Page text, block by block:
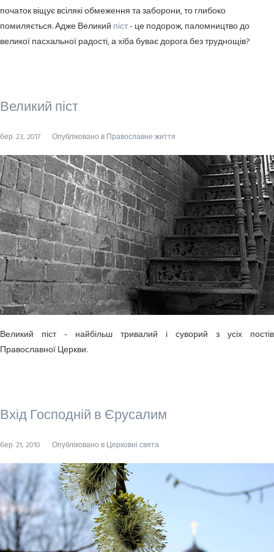
початок віщує всілякі обмеження та заборони, то глибоко
помиляється. Адже Великий піст- це подорож, паломництво до
великої пасхальної радості, а хіба буває дорога без труднощів?
Великий піст
бер. 23, 2017 Опубліковано в Православне життя
Великий піст - найбільш тривалий і суворий з усіх постів
Православної Церкви.
Вхід Господній в Єрусалим
бер. 21, 2010 Опубліковано в Церковні свята